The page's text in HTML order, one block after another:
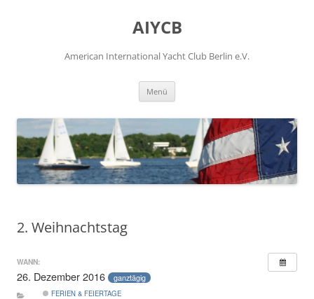
AIYCB
American International Yacht Club Berlin e.V.
Menü
2. Weihnachtstag
WANN:
26. Dezember 2016 ganztägig
FERIEN & FEIERTAGE